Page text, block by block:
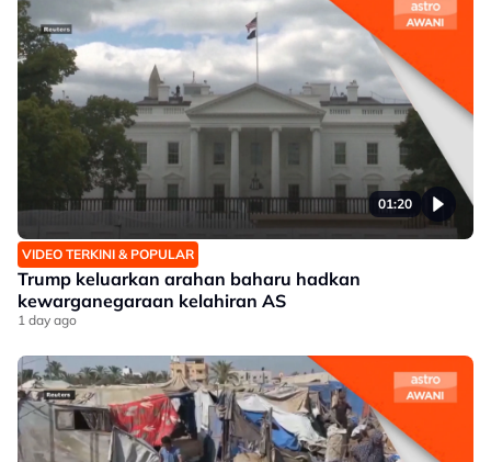
01:20
VIDEO TERKINI & POPULAR
Trump keluarkan arahan baharu hadkan
kewarganegaraan kelahiran AS
1 day ago